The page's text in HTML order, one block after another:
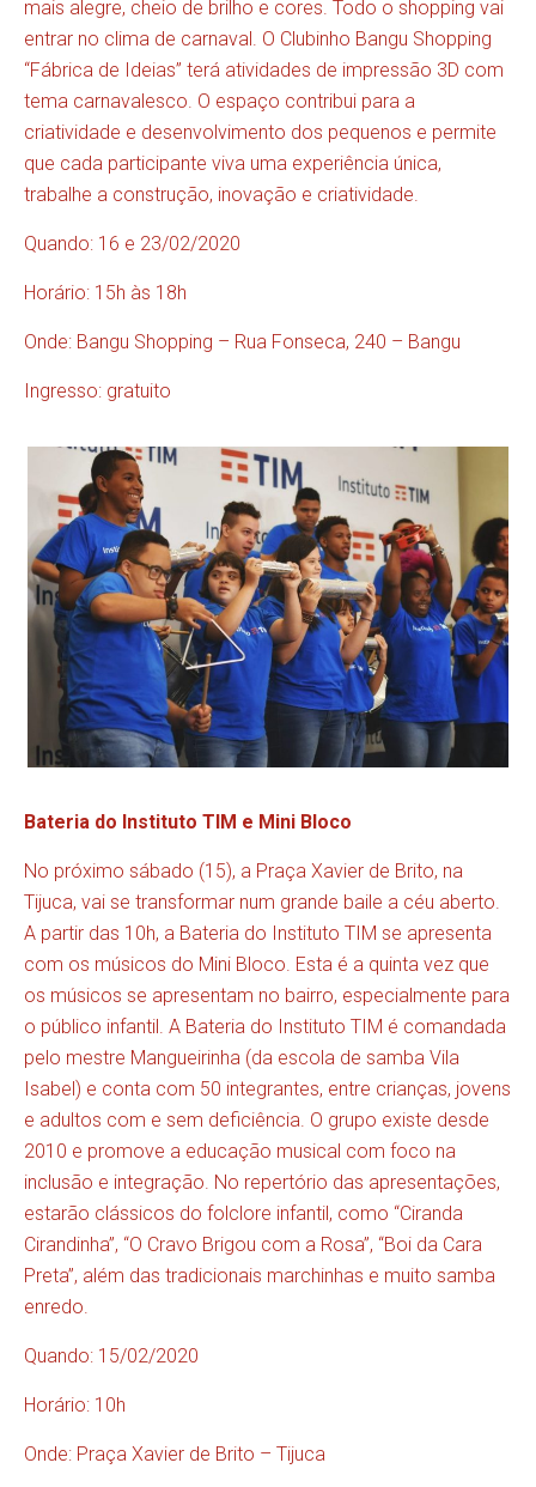
mais alegre, cheio de brilho e cores. Todo o shopping vai
entrar no clima de carnaval. O Clubinho Bangu Shopping
“Fábrica de Ideias” terá atividades de impressão 3D com
tema carnavalesco. O espaço contribui para a
criatividade e desenvolvimento dos pequenos e permite
que cada participante viva uma experiência única,
trabalhe a construção, inovação e criatividade.
Quando: 16 e 23/02/2020
Horário: 15h às 18h
Onde: Bangu Shopping – Rua Fonseca, 240 – Bangu
Ingresso: gratuito
Bateria do Instituto TIM e Mini Bloco
No próximo sábado (15), a Praça Xavier de Brito, na
Tijuca, vai se transformar num grande baile a céu aberto.
A partir das 10h, a Bateria do Instituto TIM se apresenta
com os músicos do Mini Bloco. Esta é a quinta vez que
os músicos se apresentam no bairro, especialmente para
o público infantil. A Bateria do Instituto TIM é comandada
pelo mestre Mangueirinha (da escola de samba Vila
Isabel) e conta com 50 integrantes, entre crianças, jovens
e adultos com e sem deficiência. O grupo existe desde
2010 e promove a educação musical com foco na
inclusão e integração. No repertório das apresentações,
estarão clássicos do folclore infantil, como “Ciranda
Cirandinha”, “O Cravo Brigou com a Rosa”, “Boi da Cara
Preta”, além das tradicionais marchinhas e muito samba
enredo.
Quando: 15/02/2020
Horário: 10h
Onde: Praça Xavier de Brito – Tijuca